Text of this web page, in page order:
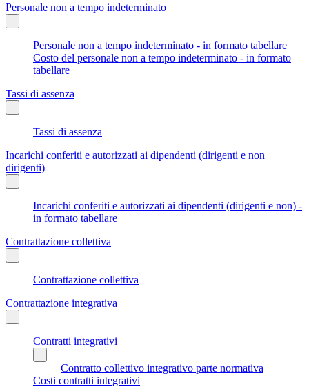
Personale non a tempo indeterminato
Personale non a tempo indeterminato - in formato tabellare
Costo del personale non a tempo indeterminato - in formato
tabellare
Tassi di assenza
Tassi di assenza
Incarichi conferiti e autorizzati ai dipendenti (dirigenti e non
dirigenti)
Incarichi conferiti e autorizzati ai dipendenti (dirigenti e non) -
in formato tabellare
Contrattazione collettiva
Contrattazione collettiva
Contrattazione integrativa
Contratti integrativi
Contratto collettivo integrativo parte normativa
Costi contratti integrativi